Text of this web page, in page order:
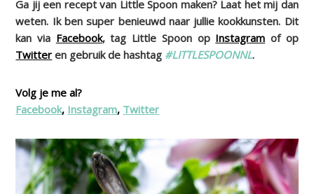
Ga jij een recept van Little Spoon maken? Laat het mij dan
weten. Ik ben super benieuwd naar jullie kookkunsten. Dit
kan via Facebook, tag Little Spoon op Instagram of op
Twitter en gebruik de hashtag #LITTLESPOONNL.
Volg je me al?
Facebook, Instagram, Twitter